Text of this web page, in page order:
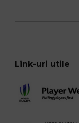
Link-uri utile